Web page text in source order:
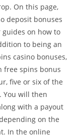
On this page,
deposit bonuses
guides on how to
to being an
casino bonuses,
free spins bonus
five or six of the
You will then
with a payout
on the
In the online